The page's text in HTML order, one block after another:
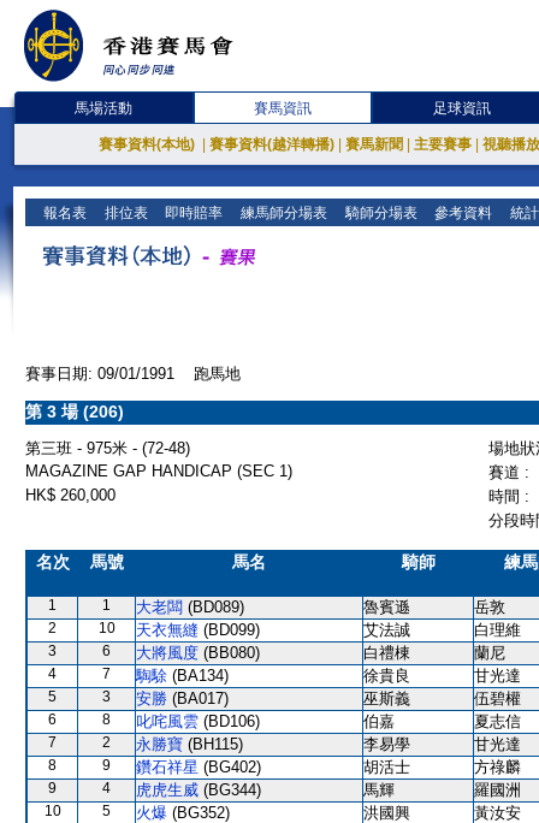
馬場活動 賽馬資訊 足球資訊
賽事資料(本地) 賽事資料(越洋轉播) 賽馬新聞 主要賽事 視聽播
報名表 排位表 即時賠率 練馬師分場表 騎師分場表 參考資料 統
賽事日期: 09/01/1991 跑馬地
第 3 場 (206)
第三班 - 975米 - (72-48)
場地
MAGAZINE GAP HANDICAP (SEC 1)
賽道 :
HK$ 260,000
時間 :
分段
名次 馬號 馬名 騎師 練
1 1 大老闆 (BD089) 魯賓遜 岳敦
2 10 天衣無縫 (BD099) 艾法誠 白理維
3 6 大將風度 (BB080) 白禮棟 蘭尼
4 7 騊駼 (BA134) 徐貴良 甘光達
5 3 安勝 (BA017) 巫斯義 伍碧權
6 8 叱咤風雲 (BD106) 伯嘉 夏志信
7 2 永勝寶 (BH115) 李易學 甘光達
8 9 鑽石祥星 (BG402) 胡活士 方祿麟
9 4 虎虎生威 (BG344) 馬輝 羅國洲
10 5 火爆 (BG352) 洪國興
黃汝安